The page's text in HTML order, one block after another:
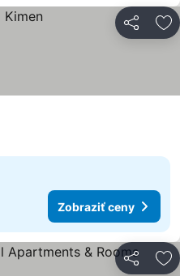
Zdieľať
Zobraziť ceny
Zdieľať